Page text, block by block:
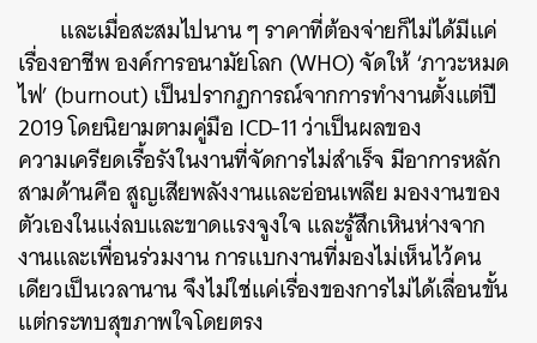
และเมื่อสะสมไปนาน ๆ ราคาที่ต้องจ่ายก็ไม่ได้มีแค่
เรื่องอาชีพ องค์การอนามัยโลก (WHO) จัดให้ ‘ภาวะหมด
ไฟ’ (burnout) เป็นปรากฏการณ์จากการทำงานตั้งแต่ปี
2019 โดยนิยามตามคู่มือ ICD-11 ว่าเป็นผลของ
ความเครียดเรื้อรังในงานที่จัดการไม่สำเร็จ มีอาการหลัก
สามด้านคือ สูญเสียพลังงานและอ่อนเพลีย มองงานของ
ตัวเองในแง่ลบและขาดแรงจูงใจ และรู้สึกเหินห่างจาก
งานและเพื่อนร่วมงาน การแบกงานที่มองไม่เห็นไว้คน
เดียวเป็นเวลานาน จึงไม่ใช่แค่เรื่องของการไม่ได้เลื่อนขั้น
แต่กระทบสุขภาพใจโดยตรง
ค้นหา
SHARE TWEET LINE EMAIL